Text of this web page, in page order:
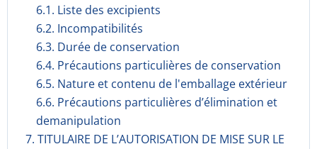
6.1. Liste des excipients
6.2. Incompati­bilités
6.3. Durée de conservation
6.4. Précautions particulières de conservation
6.5. Nature et contenu de l'emballage extérieur
6.6. Précautions particulières d’élimination et
demanipulation
7. TITULAIRE DE L’AUTORISATION DE MISE SUR LE